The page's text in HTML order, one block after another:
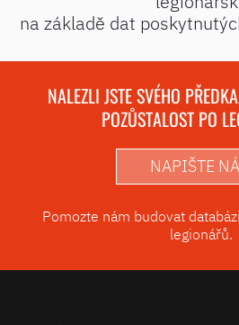
na základě dat
NALEZLI JSTE SVÉHO
POZŮSTALOST PO
NAPIŠTE
Pomozte nám budovat
legionářů.